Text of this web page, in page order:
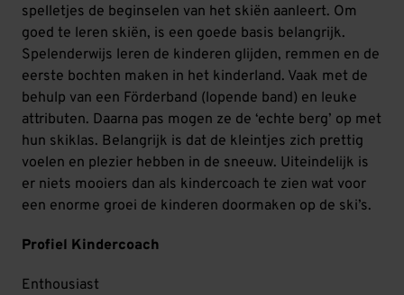
spelletjes de beginselen van het skiën aanleert. Om
goed te leren skiën, is een goede basis belangrijk.
Spelenderwijs leren de kinderen glijden, remmen en de
eerste bochten maken in het kinderland. Vaak met de
behulp van een Förderband (lopende band) en leuke
attributen. Daarna pas mogen ze de ‘echte berg’ op met
hun skiklas. Belangrijk is dat de kleintjes zich prettig
voelen en plezier hebben in de sneeuw. Uiteindelijk is
er niets mooiers dan als kindercoach te zien wat voor
een enorme groei de kinderen doormaken op de ski’s.
Profiel Kindercoach
Enthousiast